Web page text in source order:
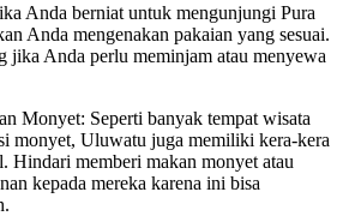
Anda berniat untuk mengunjungi Pura
Anda mengenakan pakaian yang sesuai.
jika Anda perlu meminjam atau menyewa
Monyet: Seperti banyak tempat wisata
monyet, Uluwatu juga memiliki kera-kera
Hindari memberi makan monyet atau
kepada mereka karena ini bisa